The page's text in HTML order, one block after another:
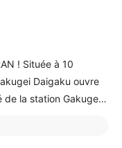
! Située à 10
Daigaku ouvre
de la station Gakugei